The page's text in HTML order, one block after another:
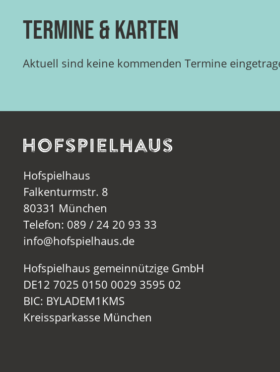
Termine & Karten
Aktuell sind keine kommenden Termine
Hofspielhaus
Falkenturmstr. 8
80331 München
Telefon: 089 / 24 20 93 33
info@hofspielhaus.de
Hofspielhaus gemeinnützige GmbH
DE12 7025 0150 0029 3595 02
BIC: BYLADEM1KMS
Kreissparkasse München